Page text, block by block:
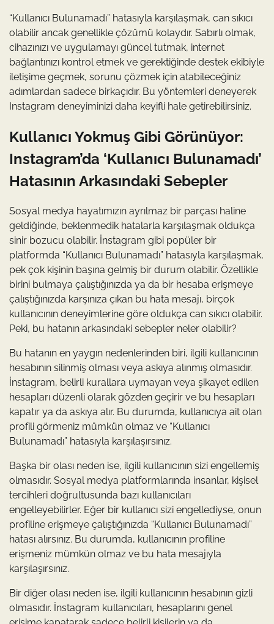
“Kullanıcı Bulunamadı” hatasıyla karşılaşmak, can sıkıcı
olabilir ancak genellikle çözümü kolaydır. Sabırlı olmak,
cihazınızı ve uygulamayı güncel tutmak, internet
bağlantınızı kontrol etmek ve gerektiğinde destek ekibiyle
iletişime geçmek, sorunu çözmek için atabileceğiniz
adımlardan sadece birkaçıdır. Bu yöntemleri deneyerek
Instagram deneyiminizi daha keyifli hale getirebilirsiniz.
Kullanıcı Yokmuş Gibi Görünüyor:
Instagram’da ‘Kullanıcı Bulunamadı’
Hatasının Arkasındaki Sebepler
Sosyal medya hayatımızın ayrılmaz bir parçası haline
geldiğinde, beklenmedik hatalarla karşılaşmak oldukça
sinir bozucu olabilir. İnstagram gibi popüler bir
platformda “Kullanıcı Bulunamadı” hatasıyla karşılaşmak,
pek çok kişinin başına gelmiş bir durum olabilir. Özellikle
birini bulmaya çalıştığınızda ya da bir hesaba erişmeye
çalıştığınızda karşınıza çıkan bu hata mesajı, birçok
kullanıcının deneyimlerine göre oldukça can sıkıcı olabilir.
Peki, bu hatanın arkasındaki sebepler neler olabilir?
Bu hatanın en yaygın nedenlerinden biri, ilgili kullanıcının
hesabının silinmiş olması veya askıya alınmış olmasıdır.
İnstagram, belirli kurallara uymayan veya şikayet edilen
hesapları düzenli olarak gözden geçirir ve bu hesapları
kapatır ya da askıya alır. Bu durumda, kullanıcıya ait olan
profili görmeniz mümkün olmaz ve “Kullanıcı
Bulunamadı” hatasıyla karşılaşırsınız.
Başka bir olası neden ise, ilgili kullanıcının sizi engellemiş
olmasıdır. Sosyal medya platformlarında insanlar, kişisel
tercihleri doğrultusunda bazı kullanıcıları
engelleyebilirler. Eğer bir kullanıcı sizi engellediyse, onun
profiline erişmeye çalıştığınızda “Kullanıcı Bulunamadı”
hatası alırsınız. Bu durumda, kullanıcının profiline
erişmeniz mümkün olmaz ve bu hata mesajıyla
karşılaşırsınız.
Bir diğer olası neden ise, ilgili kullanıcının hesabının gizli
olmasıdır. İnstagram kullanıcıları, hesaplarını genel